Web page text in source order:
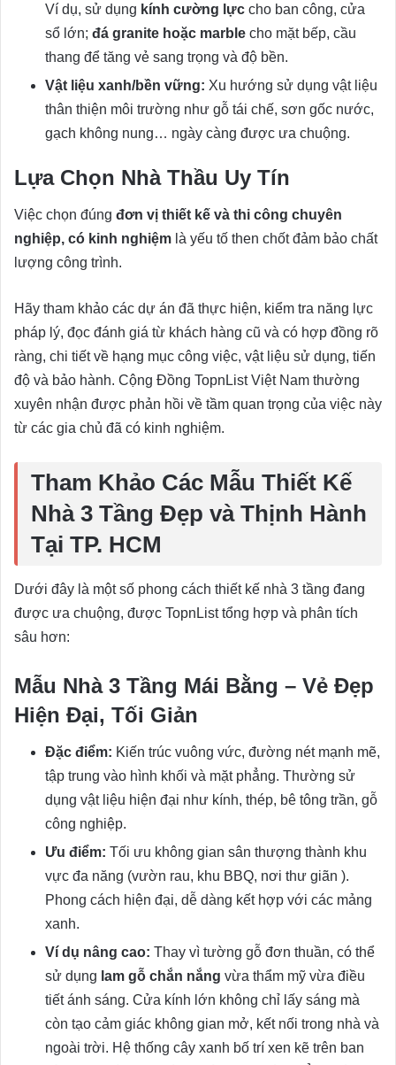
Ví dụ, sử dụng kính cường lực cho ban công, cửa
sổ lớn; đá granite hoặc marble cho mặt bếp, cầu
thang để tăng vẻ sang trọng và độ bền.
Vật liệu xanh/bền vững: Xu hướng sử dụng vật liệu
thân thiện môi trường như gỗ tái chế, sơn gốc nước,
gạch không nung… ngày càng được ưa chuộng.
Lựa Chọn Nhà Thầu Uy Tín
Việc chọn đúng đơn vị thiết kế và thi công chuyên
nghiệp, có kinh nghiệm là yếu tố then chốt đảm bảo chất
lượng công trình.
Hãy tham khảo các dự án đã thực hiện, kiểm tra năng lực
pháp lý, đọc đánh giá từ khách hàng cũ và có hợp đồng rõ
ràng, chi tiết về hạng mục công việc, vật liệu sử dụng, tiến
độ và bảo hành. Cộng Đồng TopnList Việt Nam thường
xuyên nhận được phản hồi về tầm quan trọng của việc này
từ các gia chủ đã có kinh nghiệm.
Tham Khảo Các Mẫu Thiết Kế
Nhà 3 Tầng Đẹp và Thịnh Hành
Tại TP. HCM
Dưới đây là một số phong cách thiết kế nhà 3 tầng đang
được ưa chuộng, được TopnList tổng hợp và phân tích
sâu hơn:
Mẫu Nhà 3 Tầng Mái Bằng – Vẻ Đẹp
Hiện Đại, Tối Giản
Đặc điểm: Kiến trúc vuông vức, đường nét mạnh mẽ,
tập trung vào hình khối và mặt phẳng. Thường sử
dụng vật liệu hiện đại như kính, thép, bê tông trần, gỗ
công nghiệp.
Ưu điểm: Tối ưu không gian sân thượng thành khu
vực đa năng (vườn rau, khu BBQ, nơi thư giãn ).
Phong cách hiện đại, dễ dàng kết hợp với các mảng
xanh.
Ví dụ nâng cao: Thay vì tường gỗ đơn thuần, có thể
sử dụng lam gỗ chắn nắng vừa thẩm mỹ vừa điều
tiết ánh sáng. Cửa kính lớn không chỉ lấy sáng mà
còn tạo cảm giác không gian mở, kết nối trong nhà và
ngoài trời. Hệ thống cây xanh bố trí xen kẽ trên ban